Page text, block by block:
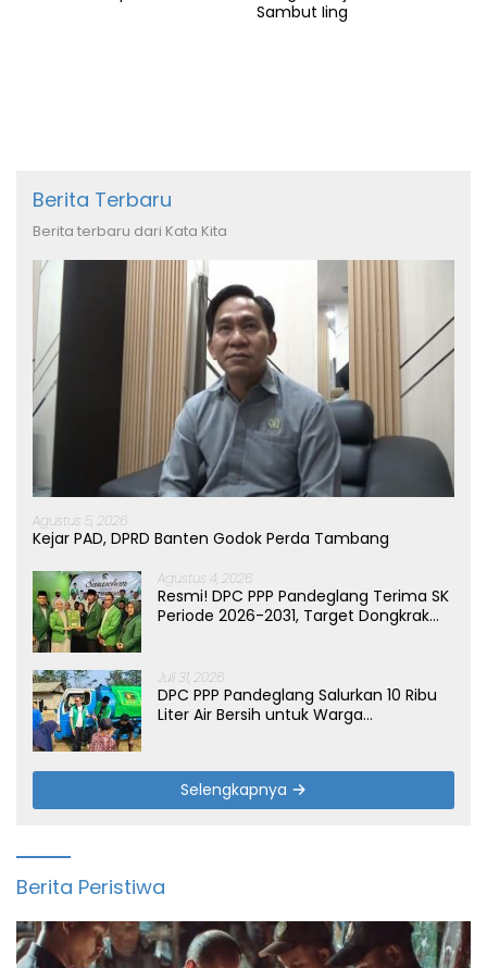
Sambut Iing
Berita Terbaru
Berita terbaru dari Kata Kita
Agustus 5, 2026
Kejar PAD, DPRD Banten Godok Perda Tambang
Agustus 4, 2026
Resmi! DPC PPP Pandeglang Terima SK
Periode 2026-2031, Target Dongkrak
Juli 31, 2026
DPC PPP Pandeglang Salurkan 10 Ribu
Liter Air Bersih untuk Warga
Selengkapnya
Berita Peristiwa